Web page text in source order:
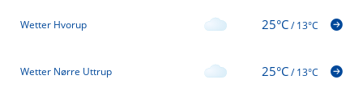
Wetter Hvorup 25°C/13°C
Wetter Nørre Uttrup 25°C/13°C